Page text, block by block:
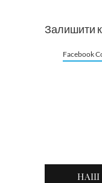
Залишити
Facebook
НАШ